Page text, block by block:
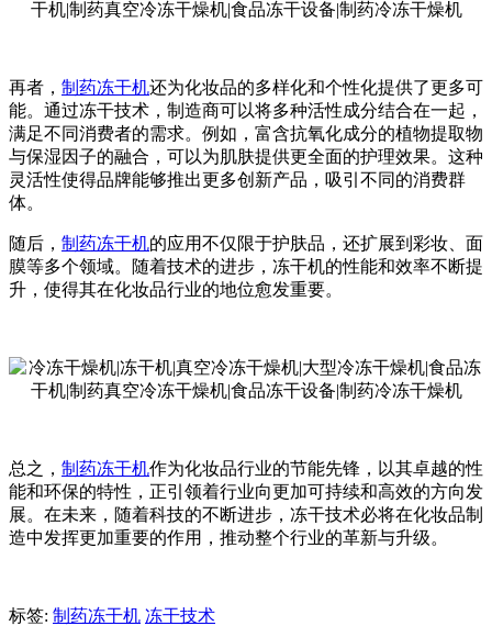
再者， 制药冻干机还为化妆品的多样化和个性化提供了更多可
能。通过冻干技术，制造商可以将多种活性成分结合在一起，
满足不同消费者的需求。例如，富含抗氧化成分的植物提取物
与保湿因子的融合，可以为肌肤提供更全面的护理效果。这种
灵活性使得品牌能够推出更多创新产品，吸引不同的消费群
体。
随后， 制药冻干机的应用不仅限于护肤品，还扩展到彩妆、面
膜等多个领域。随着技术的进步，冻干机的性能和效率不断提
升，使得其在化妆品行业的地位愈发重要。
总之， 制药冻干机作为化妆品行业的节能先锋，以其卓越的性
能和环保的特性，正引领着行业向更加可持续和高效的方向发
展。在未来，随着科技的不断进步，冻干技术必将在化妆品制
造中发挥更加重要的作用，推动整个行业的革新与升级。
标签: 制药冻干机 冻干技术